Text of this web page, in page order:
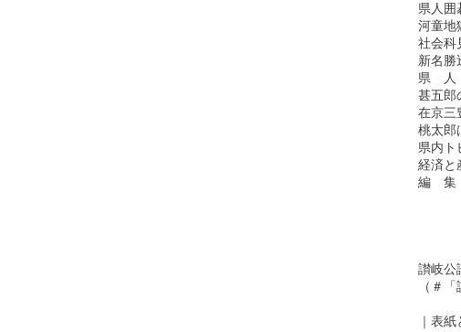
県人囲
河童地
社会科
新名勝
県　人
甚五郎
在京三
桃太郎
県内ト
経済と
編　集
讃岐公
（＃
｜表紙